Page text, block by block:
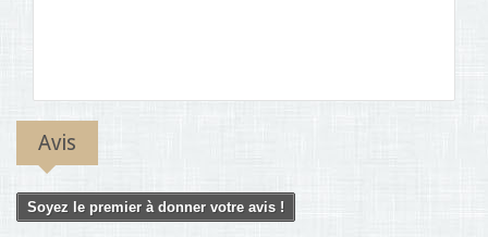
Avis
Soyez le premier à donner votre avis !